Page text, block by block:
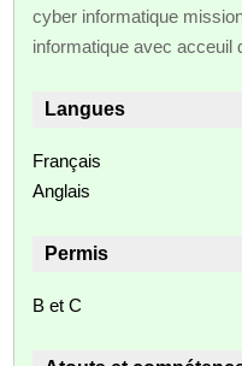
cyber informatique
informatique avec acceuil
Langues
Français
Anglais
Permis
B et C